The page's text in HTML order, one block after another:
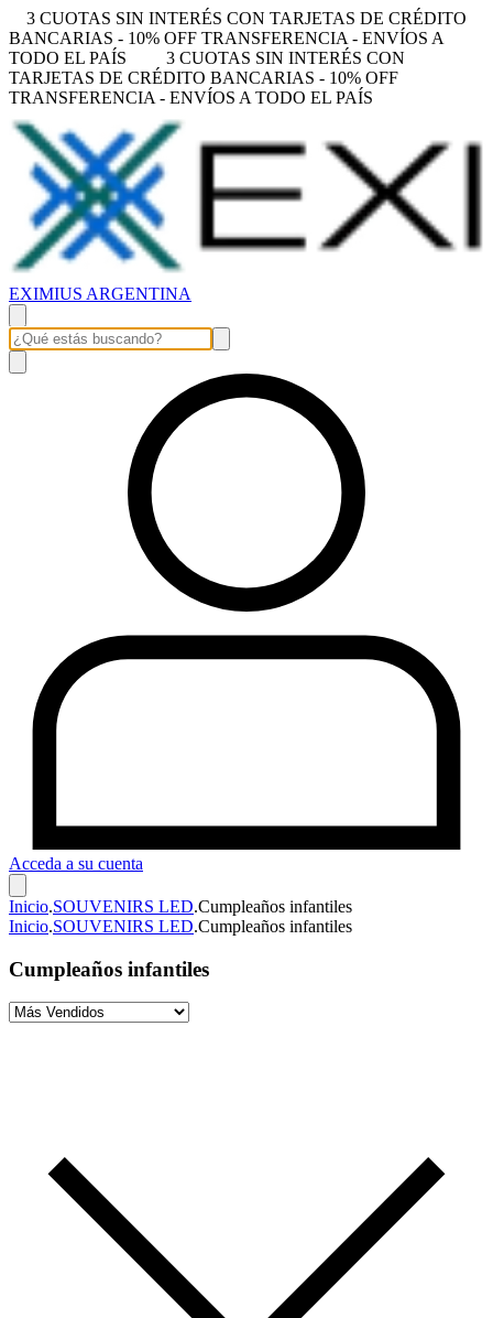
3 CUOTAS SIN INTERÉS CON TARJETAS DE CRÉDITO
BANCARIAS - 10% OFF TRANSFERENCIA - ENVÍOS A
TODO EL PAÍS
3 CUOTAS SIN INTERÉS CON
TARJETAS DE CRÉDITO BANCARIAS - 10% OFF
TRANSFERENCIA - ENVÍOS A TODO EL PAÍS
EXIMIUS ARGENTINA
Acceda a su cuenta
Inicio.SOUVENIRS LED.Cumpleaños infantiles
Inicio.SOUVENIRS LED.Cumpleaños infantiles
Cumpleaños infantiles